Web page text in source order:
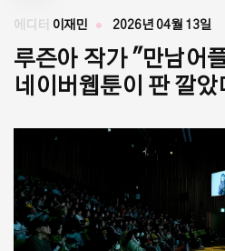
에디터 이재민 2026년 04월 13일
루즌아 작가 "만남어
네이버웹툰이 판 깔았